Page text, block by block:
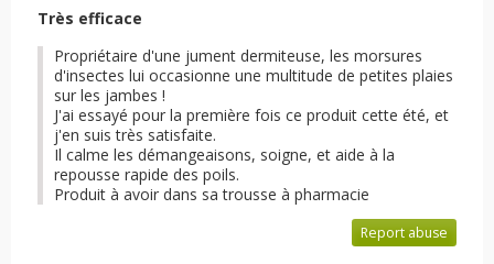
Très efficace
Propriétaire d'une jument dermiteuse, les morsures
d'insectes lui occasionne une multitude de petites plaies
sur les jambes !
J'ai essayé pour la première fois ce produit cette été, et
j'en suis très satisfaite.
Il calme les démangeaisons, soigne, et aide à la
repousse rapide des poils.
Produit à avoir dans sa trousse à pharmacie
Report abuse